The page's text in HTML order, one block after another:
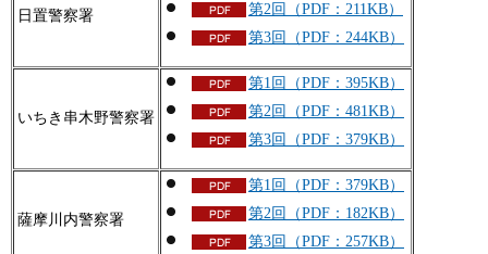
日置警察署
第2回（PDF：211KB）
第3回（PDF：244KB）
いちき串木野警察署
第1回（PDF：395KB）
第2回（PDF：481KB）
第3回（PDF：379KB）
薩摩川内警察署
第1回（PDF：379KB）
第2回（PDF：182KB）
第3回（PDF：257KB）